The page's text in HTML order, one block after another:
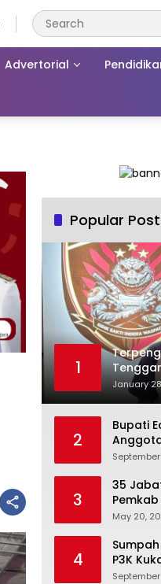
Advertorial
Popular
1
Teman
January
2
Bupati
Anggota
Kukar :
3
35
Mencari
May 20,
4
P3K